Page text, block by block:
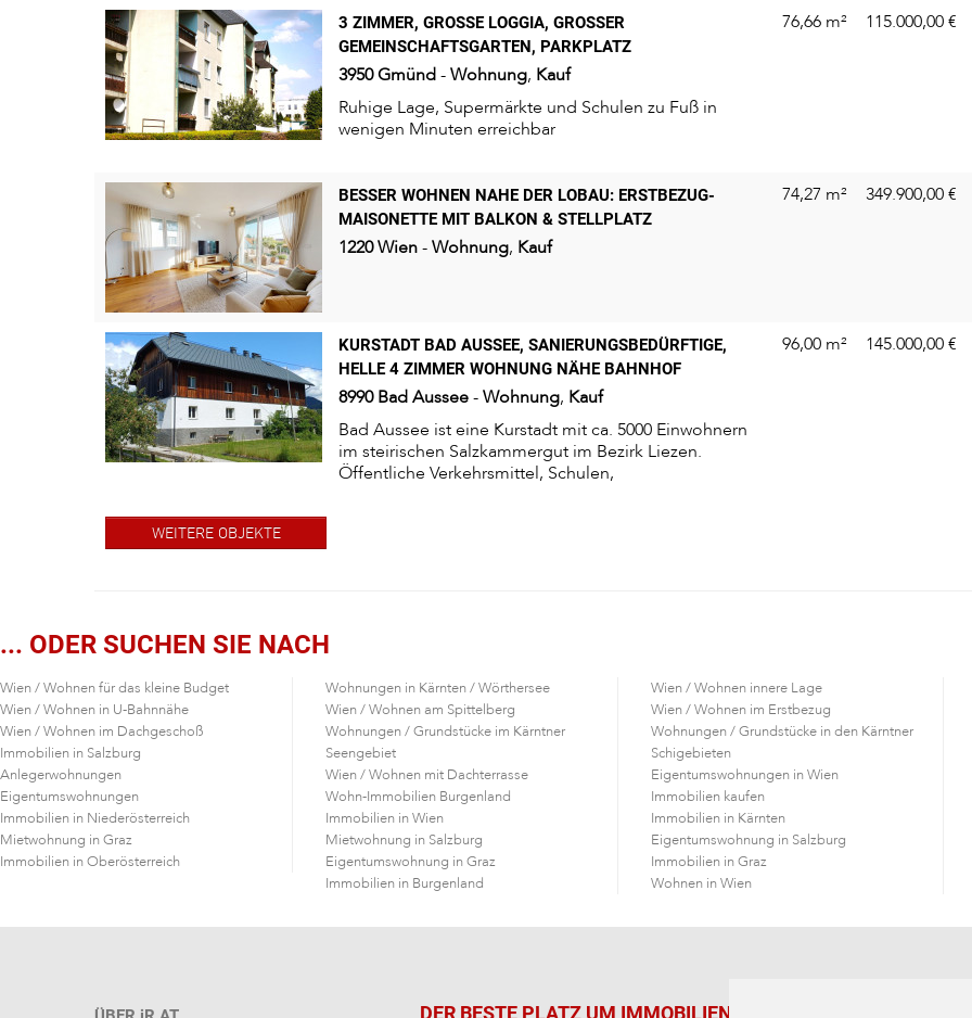
3 ZIMMER, GROSSE LOGGIA, GROSSER GE
MEINSCHAFTSGARTEN, PARKPLATZ
3950Gmünd-Wohnung, Kauf
Ruhige Lage, Supermärkte und Schulen zu Fuß in
wenigen Minuten erreichbar
76,66 m² 115.000,00€
BESSER WOHNEN NAHE DER LOBAU: ERSTBEZUG-
MAISONETTE MIT BALKON & STELLPLATZ
1220Wien-Wohnung, Kauf
74,27 m² 349.900,00€
KURSTADT BAD AUSSEE, SANIERUNGSBEDÜRFTIGE,
HELLE 4 ZIMMER WOHNUNG NÄHE BAHNHOF
8990 Bad Aussee-Wohnung, Kauf
Bad Aussee ist eine Kurstadt mit ca. 5000 Einwohnern
im steirischen Salzkammergut im Bezirk Liezen.
Öffentliche Verkehrsmittel, Schulen,
96,00 m² 145.000,00€
WEITERE OBJEKTE
... ODER SUCHEN SIE NACH
Wien / Wohnen für das kleine Budget
Wien / Wohnen in U-Bahnnähe
Wien / Wohnen im Dachgeschoß
Immobilien in Salzburg
Anlegerwohnungen
Eigentumswohnungen
Immobilien in Niederösterreich
Mietwohnung in Graz
Immobilien in Oberösterreich
Wohnungen in Kärnten / Wörthersee
Wien / Wohnen am Spittelberg
Wohnungen / Grundstücke im Kärntner
Seengebiet
Wien / Wohnen mit Dachterrasse
Wohn-Immobilien Burgenland
Immobilien in Wien
Mietwohnung in Salzburg
Eigentumswohnung in Graz
Immobilien in Burgenland
Wien / Wohnen innere Lage
Wien / Wohnen im Erstbezug
Wohnungen / Grundstücke in den Kärntner
Schigebieten
Eigentumswohnungen in Wien
Immobilien kaufen
Immobilien in Kärnten
Eigentumswohnung in Salzburg
Immobilien in Graz
Wohnen in Wien
DER BESTE PLATZ UM IMMOBILIEN ZU SUCHEN